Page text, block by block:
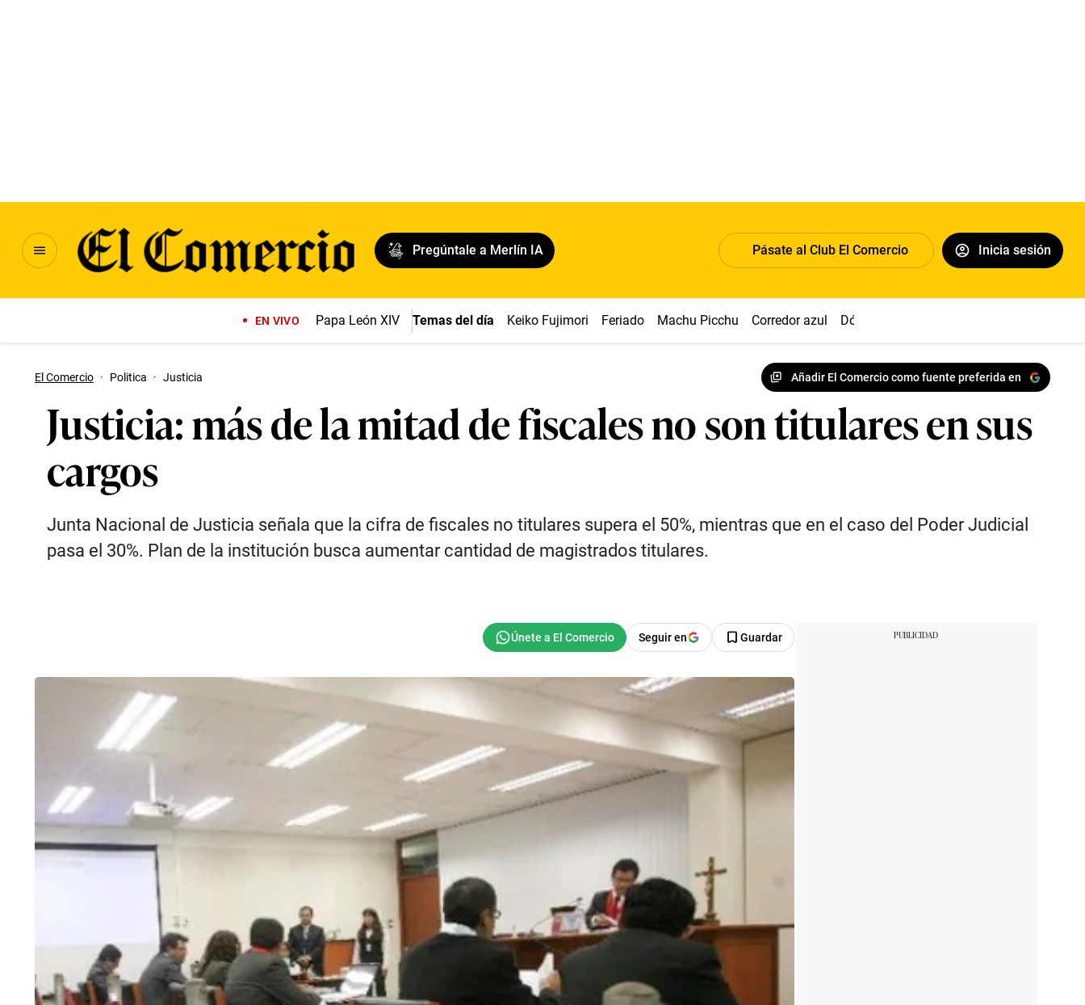
Pregúntale a Merlín IA Pásate al Club El Comercio Inicia sesión
EN VIVO Papa León XIV Temas del día Keiko Fujimori Feriado Machu Picchu Corredor azul Dólar
El Comercio · Politica · Justicia Añadir El Comercio como fuente preferida en
Justicia: más de la mitad de fiscales no son titulares en sus
cargos
Junta Nacional de Justicia señala que la cifra de fiscales no titulares supera el 50%, mientras que en el caso del Poder Judicial
pasa el 30%. Plan de la institución busca aumentar cantidad de magistrados titulares.
Seguir en Guardar